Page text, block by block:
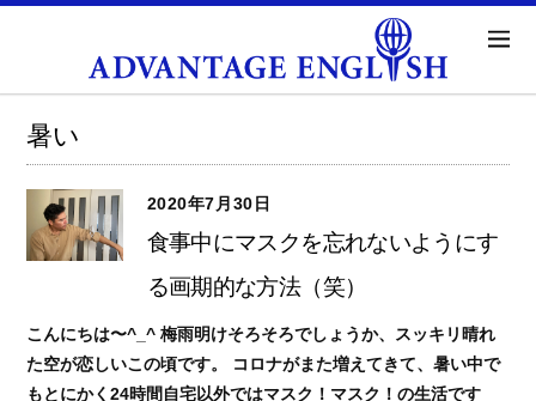
暑い
2020年7月30日
食事中にマスクを忘れないようにす
る画期的な方法（笑）
こんにちは〜^_^ 梅雨明けそろそろでしょうか、スッキリ晴れ
た空が恋しいこの頃です。 コロナがまた増えてきて、暑い中で
もとにかく24時間自宅以外ではマスク！マスク！の生活です